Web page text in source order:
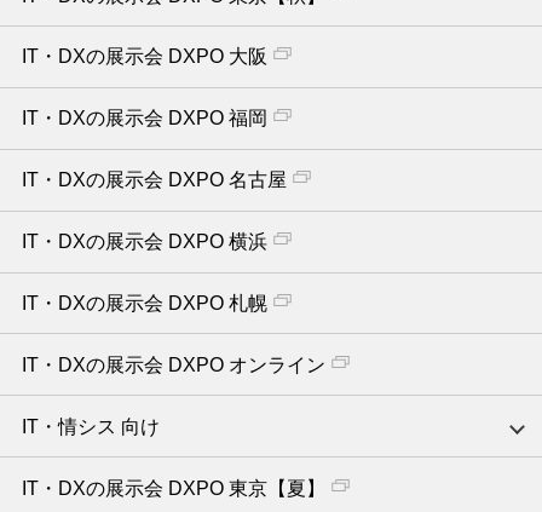
IT・DXの展示会 DXPO 大阪
IT・DXの展示会 DXPO 福岡
IT・DXの展示会 DXPO 名古屋
IT・DXの展示会 DXPO 横浜
IT・DXの展示会 DXPO 札幌
IT・DXの展示会 DXPO オンライン
IT・情シス 向け
IT・DXの展示会 DXPO 東京【夏】